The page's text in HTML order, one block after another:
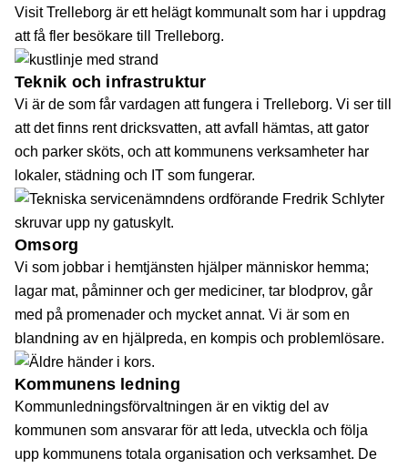
Visit Trelleborg är ett helägt kommunalt som har i uppdrag
att få fler besökare till Trelleborg.
Teknik och infrastruktur
Vi är de som får vardagen att fungera i Trelleborg. Vi ser till
att det finns rent dricksvatten, att avfall hämtas, att gator
och parker sköts, och att kommunens verksamheter har
lokaler, städning och IT som fungerar.
Omsorg
Vi som jobbar i hemtjänsten hjälper människor hemma;
lagar mat, påminner och ger mediciner, tar blodprov, går
med på promenader och mycket annat. Vi är som en
blandning av en hjälpreda, en kompis och problemlösare.
Kommunens ledning
Kommunledningsförvaltningen är en viktig del av
kommunen som ansvarar för att leda, utveckla och följa
upp kommunens totala organisation och verksamhet. De